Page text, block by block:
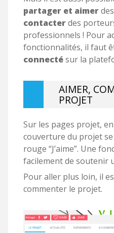
partager et aimer
contacterdes
professionnels ! Pour
fonctionnalités, il faut
connectésur la
AIMER,
PROJET
Sur les pages projet,
couverture du projet
rouge “J’aime”. Une
facilement de soutenir
Pour aller plus loin, il
commenter le projet.